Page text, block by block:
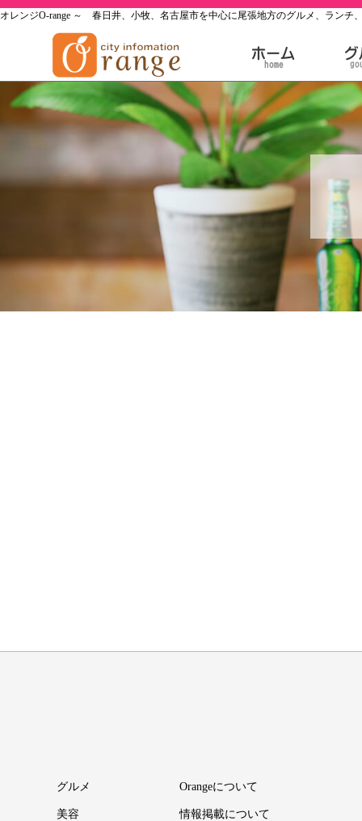
オレンジO-range ～ 春日井、小牧、名古屋市を中心に尾張地方のグルメ、ランチ
グルメ
美容
Orangeについて
情報掲載について